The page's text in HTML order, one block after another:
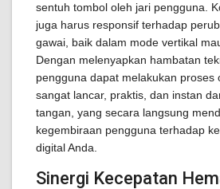
sentuh tombol oleh jari pengguna.
juga harus responsif terhadap
gawai, baik dalam mode vertikal
Dengan melenyapkan hambatan
pengguna dapat melakukan proses
sangat lancar, praktis, dan instan
tangan, yang secara langsung
kegembiraan pengguna terhadap
digital Anda.
Sinergi Kecepatan